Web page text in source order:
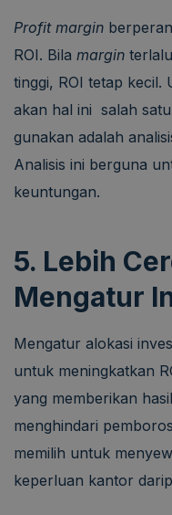
Profit margin
ROI. Bila margin
tinggi, ROI tetap kecil.
akan hal ini salah
gunakan adalah
Analisis ini berguna
keuntungan.
5. Lebih
Mengatur
Mengatur alokasi
untuk meningkatkan
yang memberikan
menghindari
memilih untuk
keperluan kantor